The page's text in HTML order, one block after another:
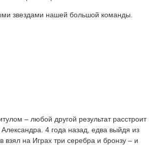
звездами нашей большой команды.
– любой другой результат расстроит
4 года назад, едва выйдя из
на Играх три серебра и бронзу – и